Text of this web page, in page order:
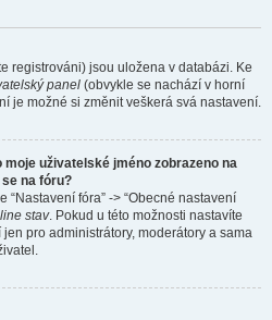
registrováni) jsou uložena v databázi. Ke
panel (obvykle se nachází v horní
je možné si změnit veškerá svá nastavení.
uživatelské jméno zobrazeno na
na fóru?
“Nastavení fóra” -> “Obecné nastavení
stav. Pokud u této možnosti nastavíte
pro administrátory, moderátory a sama